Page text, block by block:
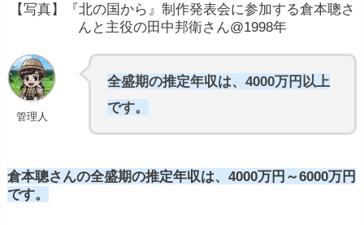
【写真】『北の国から』制作発表会に参加する倉本聰さ
んと主役の田中邦衛さん@1998年
管理人
全盛期の推定年収は、4000万円以上
です。
倉本聰さんの全盛期の推定年収は、4000万円～6000万円
です。